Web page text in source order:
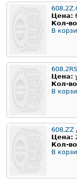
Цена:
Кол-
В
Цена:
Кол-
В
608.ZZ
Цена:
Кол-
В